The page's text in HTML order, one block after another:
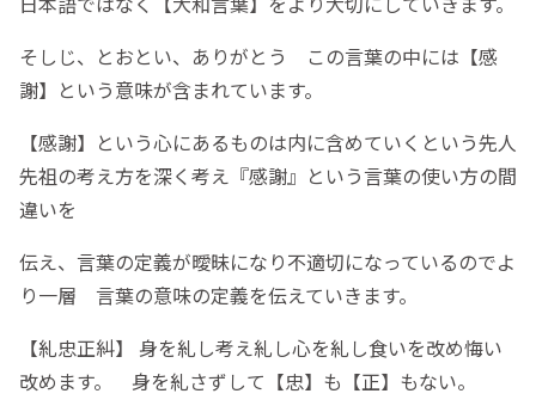
そしじ、とおとい、ありがとう この言葉の中には【感
謝】という意味が含まれています。
【感謝】という心にあるものは内に含めていくという先人
先祖の考え方を深く考え『感謝』という言葉の使い方の間
違いを
伝え、言葉の定義が曖昧になり不適切になっているのでよ
り一層 言葉の意味の定義を伝えていきます。
【糺忠正糾】 身を糺し考え糺し心を糺し食いを改め悔い
改めます。 身を糺さずして【忠】も【正】もない。